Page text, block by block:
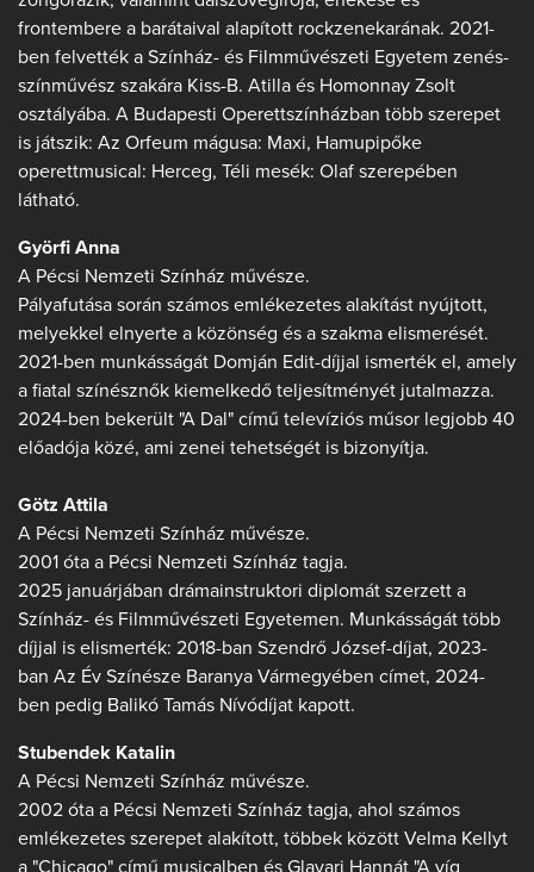
frontembere a barátaival alapított rockzenekarának. 2021-
ben felvették a Színház- és Filmművészeti Egyetem zenés-
színművész szakára Kiss-B. Atilla és Homonnay Zsolt
osztályába. A Budapesti Operettszínházban több szerepet
is játszik: Az Orfeum mágusa: Maxi, Hamupipőke
operettmusical: Herceg, Téli mesék: Olaf szerepében
látható.
Györfi Anna
A Pécsi Nemzeti Színház művésze.
Pályafutása során számos emlékezetes alakítást nyújtott,
melyekkel elnyerte a közönség és a szakma elismerését.
2021-ben munkásságát Domján Edit-díjjal ismerték el, amely
a fiatal színésznők kiemelkedő teljesítményét jutalmazza.
2024-ben bekerült "A Dal" című televíziós műsor legjobb 40
előadója közé, ami zenei tehetségét is bizonyítja.
Götz Attila
A Pécsi Nemzeti Színház művésze.
2001 óta a Pécsi Nemzeti Színház tagja.
2025 januárjában drámainstruktori diplomát szerzett a
Színház- és Filmművészeti Egyetemen. Munkásságát több
díjjal is elismerték: 2018-ban Szendrő József-díjat, 2023-
ban Az Év Színésze Baranya Vármegyében címet, 2024-
ben pedig Balikó Tamás Nívódíjat kapott.
Stubendek Katalin
A Pécsi Nemzeti Színház művésze.
2002 óta a Pécsi Nemzeti Színház tagja, ahol számos
emlékezetes szerepet alakított, többek között Velma Kellyt
a "Chicago" című musicalben és Glavari Hannát "A víg